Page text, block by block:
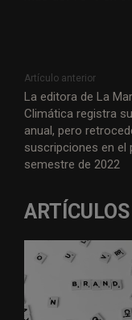
Artículo anterior
La editora de La
Climática registra
anual, pero
suscripciones en el
semestre de 2022